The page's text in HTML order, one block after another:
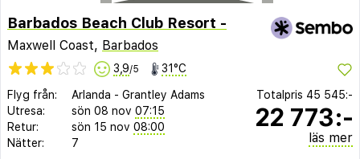
Barbados Beach Club Resort -
Maxwell Coast, Barbados
3,9/5 31°C
Flyg från: Arlanda - Grantley Adams
Utresa:
sön 08 nov 07:15
Retur:
sön 15 nov 08:00
Nätter:
7
Totalpris 45 545:-
22 773:-
läs mer